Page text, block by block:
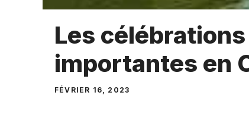
Les
importantes en
FÉVRIER 16, 2023